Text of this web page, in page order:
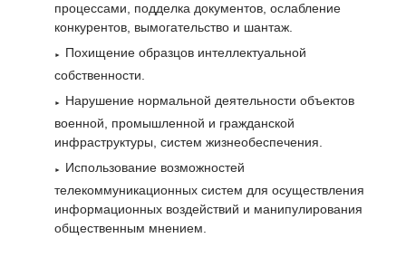
процессами, подделка документов, ослабление
конкурентов, вымогательство и шантаж.
Похищение образцов интеллектуальной
собственности.
Нарушение нормальной деятельности объектов
военной, промышленной и гражданской
инфраструктуры, систем жизнеобеспечения.
Использование возможностей
телекоммуникационных систем для осуществления
информационных воздействий и манипулирования
общественным мнением.